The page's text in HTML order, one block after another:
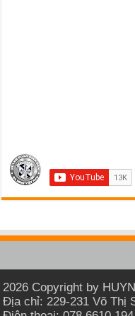
2026 Copyright by
Địa chỉ: 229-231 Võ Thị